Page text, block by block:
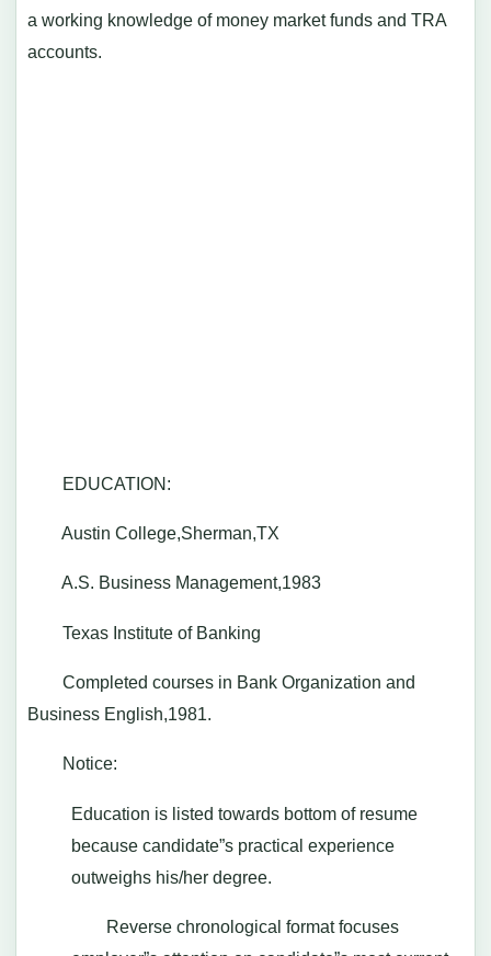
a working knowledge of money market funds and TRA
accounts.
EDUCATION:
Austin College,Sherman,TX
A.S. Business Management,1983
Texas Institute of Banking
Completed courses in Bank Organization and
Business English,1981.
Notice:
Education is listed towards bottom of resume
because candidate”s practical experience
outweighs his/her degree.
Reverse chronological format focuses